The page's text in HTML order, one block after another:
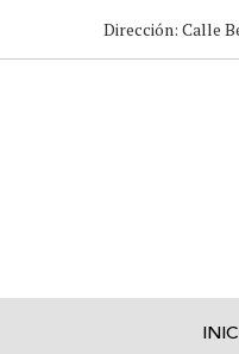
Dirección: Calle